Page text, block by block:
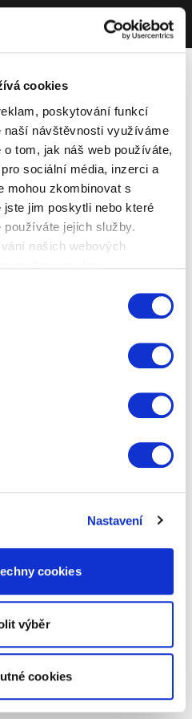
cookies
poskytování funkcí
návštěvnosti využíváme
tom, jak náš web používáte,
sociální média, inzerci a
mohou zkombinovat s
jim poskytli nebo které
jejich služby.
našich webových
Nastavení
cookies
výběr
cookies